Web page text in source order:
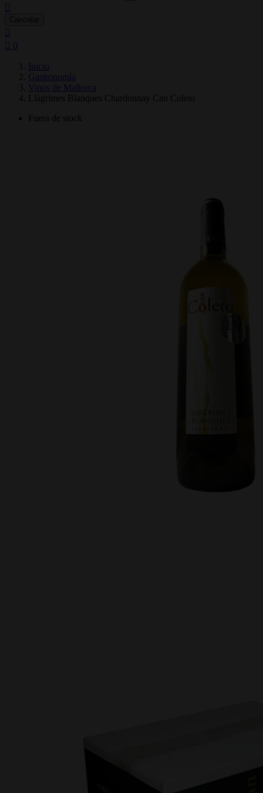
0
Inicio
Gastronomía
Vinos de Mallorca
Llàgrimes Blanques Chardonnay Can Coleto
Fuera de stock